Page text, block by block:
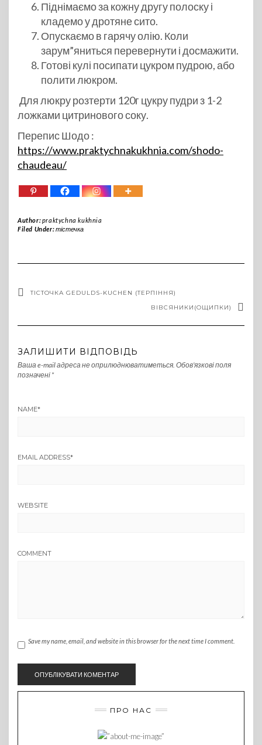
Піднімаємо за кожну другу полоску і
кладемо у дротяне сито.
Опускаємо в гарячу олію. Коли
зарум”яниться перевернути і досмажити.
Готові кулі посипати цукром пудрою, або
полити люкром.
Для люкру розтерти 120г цукру пудри з 1-2
ложками цитринового соку.
Перепис Шодо :
https://www.praktychnakukhnia.com/shodo-
chaudeau/
Author:praktychna kukhnia
Filed Under:тістечка
ТІСТОЧКА GEDULDS-KUCHEN (ТЕРПІННЯ)
ВІВСЯНИКИ(ОЩИПКИ)
ЗАЛИШИТИ ВІДПОВІДЬ
Ваша e-mail адреса не оприлюднюватиметься. Обов’язкові поля
позначені *
NAME*
EMAIL ADDRESS*
WEBSITE
COMMENT
Save my name, email, and website in this browser for the next time I comment.
ПРО НАС